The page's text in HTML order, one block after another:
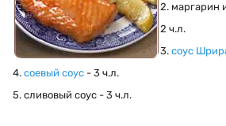
2. маргарин
2 ч.л.
3. соус
4. соевый соус - 3 ч.л.
5. сливовый соус - 3 ч.л.